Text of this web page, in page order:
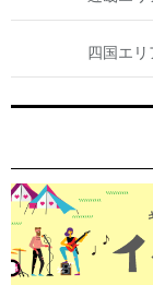
四国エリ